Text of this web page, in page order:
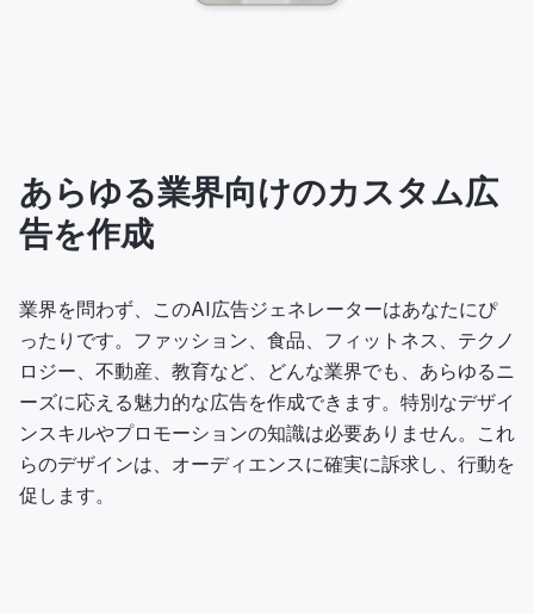
あらゆる業界向けのカスタム広
告を作成
業界を問わず、このAI広告ジェネレーターはあなたにぴ
ったりです。ファッション、食品、フィットネス、テクノ
ロジー、不動産、教育など、どんな業界でも、あらゆるニ
ーズに応える魅力的な広告を作成できます。特別なデザイ
ンスキルやプロモーションの知識は必要ありません。これ
らのデザインは、オーディエンスに確実に訴求し、行動を
促します。